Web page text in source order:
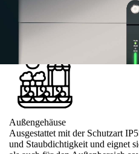
Bedarf anpassen, sodass die
zwischen 5,12 und 30,72 kWh
System auf insgesamt 245,76
vielseitige und skalierbare
Außengehäuse
Ausgestattet mit der Schutzart
und Staubdichtigkeit und eignet